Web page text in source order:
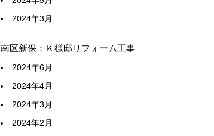
2024年3月
南区新保：Ｋ様邸リフォーム工事
2024年6月
2024年4月
2024年3月
2024年2月